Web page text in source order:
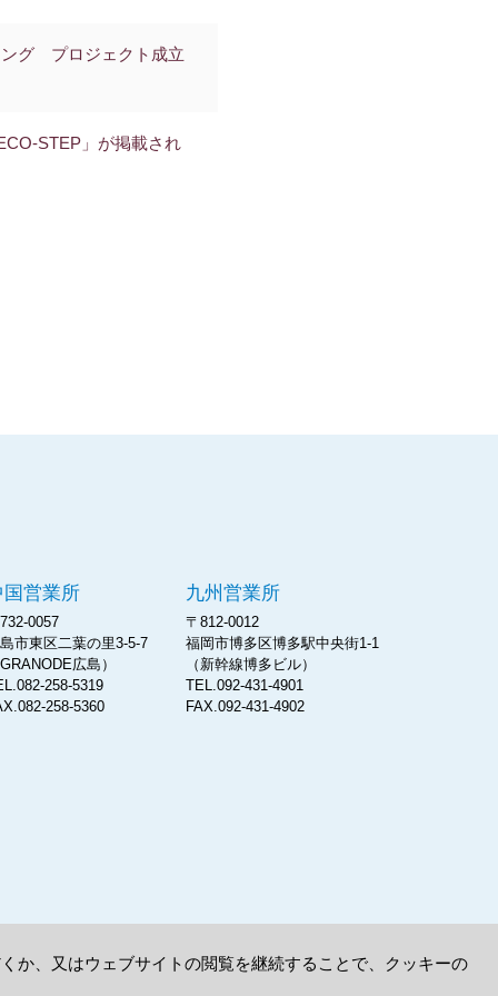
か、又はウェブサイトの閲覧を継続することで、クッキーの
グ プロジェクト成立
STEP」が掲載され
国営業所
0057
市東区二葉の里3-5-7
広島）
258-5319
258-5360
九州営業所
〒812-0012
福岡市博多区博多駅中央街1-1
（新幹線博多ビル）
TEL.092-431-4901
FAX.092-431-4902